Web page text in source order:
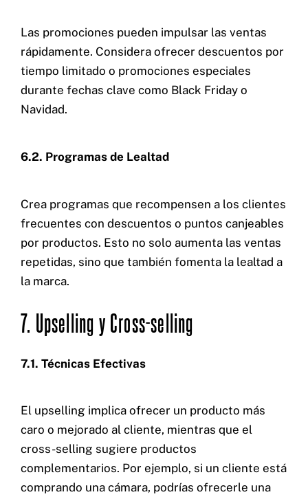
Las promociones pueden impulsar las ventas
rápidamente. Considera ofrecer descuentos por
tiempo limitado o promociones especiales
durante fechas clave como Black Friday o
Navidad.
6.2. Programas de Lealtad
Crea programas que recompensen a los clientes
frecuentes con descuentos o puntos canjeables
por productos. Esto no solo aumenta las ventas
repetidas, sino que también fomenta la lealtad a
la marca.
7. Upselling y Cross-selling
7.1. Técnicas Efectivas
El upselling implica ofrecer un producto más
caro o mejorado al cliente, mientras que el
cross-selling sugiere productos
complementarios. Por ejemplo, si un cliente está
comprando una cámara, podrías ofrecerle una